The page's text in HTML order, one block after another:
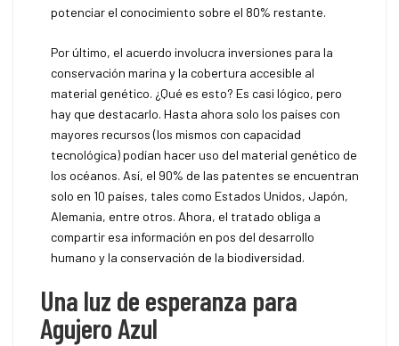
potenciar el conocimiento sobre el 80% restante.
Por último, el acuerdo involucra inversiones para la
conservación marina y la cobertura accesible al
material genético. ¿Qué es esto? Es casi lógico, pero
hay que destacarlo. Hasta ahora solo los países con
mayores recursos (los mismos con capacidad
tecnológica) podían hacer uso del material genético de
los océanos. Así, el 90% de las patentes se encuentran
solo en 10 países, tales como Estados Unidos, Japón,
Alemania, entre otros. Ahora, el tratado obliga a
compartir esa información en pos del desarrollo
humano y la conservación de la biodiversidad.
Una luz de esperanza para
Agujero Azul